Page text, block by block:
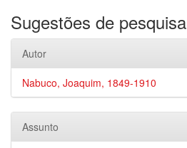
Sugestões de pesquisa
Autor
Nabuco, Joaquim, 1849-1910
Assunto